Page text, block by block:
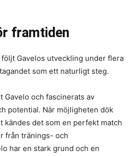
framtiden
Gavelos utveckling under flera
som ett naturligt steg.
Gavelo och fascinerats av
potential. När möjligheten dök
kändes det som en perfekt match
från tränings- och
har en stark grund och en